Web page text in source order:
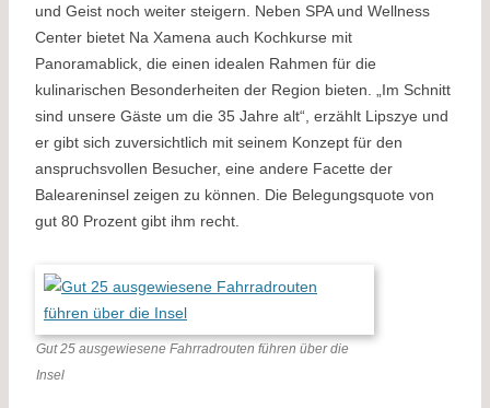
und Geist noch weiter steigern. Neben SPA und Wellness
Center bietet Na Xamena auch Kochkurse mit
Panoramablick, die einen idealen Rahmen für die
kulinarischen Besonderheiten der Region bieten. „Im Schnitt
sind unsere Gäste um die 35 Jahre alt“, erzählt Lipszye und
er gibt sich zuversichtlich mit seinem Konzept für den
anspruchsvollen Besucher, eine andere Facette der
Baleareninsel zeigen zu können. Die Belegungsquote von
gut 80 Prozent gibt ihm recht.
Gut 25 ausgewiesene Fahrradrouten führen über die
Insel